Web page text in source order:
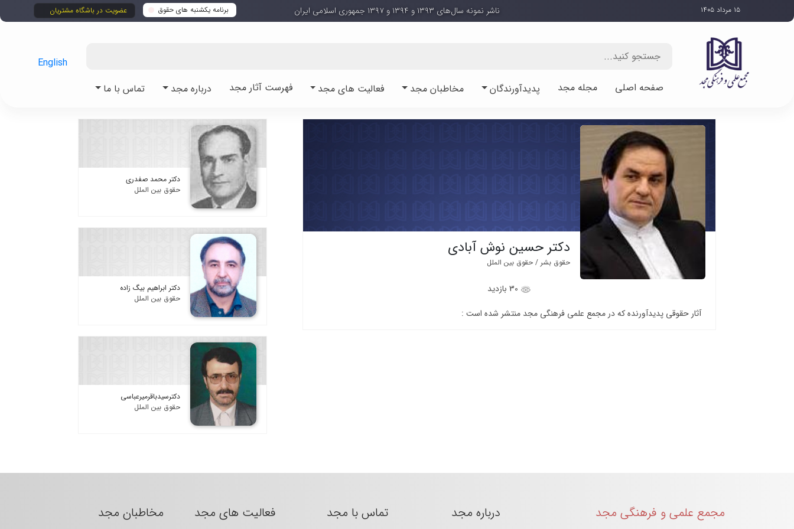
برنامه یکشنبه های حقوق عضویت در باشگاه مشتریان ۱۵ مرداد ۱۴۰۵ ناشر نمونه سال‌های ۱۳۹۳ و ۱۳۹۴ و ۱۳۹۷ جمهوری اسلامی ایران
صفحه اصلی مجله مجد پدیدآورندگان مخاطبان مجد فعالیت های مجد فهرست آثار مجد درباره مجد تماس با ما
English
دکتر حسین نوش آبادی
حقوق بشر / حقوق بین الملل
آثار حقوقی پدیدآورنده که در مجمع علمی فرهنگی مجد منتشر شده است :
دکتر محمد صفدری
حقوق بین الملل
دکتر ابراهیم بیگ زاده
حقوق بین الملل
دکترسیدباقرمیرعباسی
حقوق بین الملل
مجمع علمی و فرهنگی مجد درباره مجد تماس با مجد فعالیت های مجد مخاطبان مجد